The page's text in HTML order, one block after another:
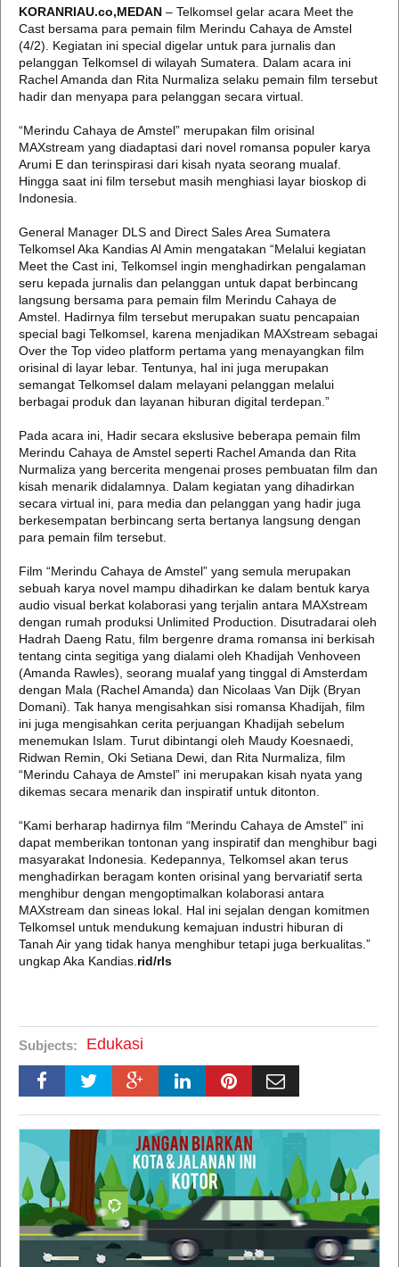
KORANRIAU.co,MEDAN – Telkomsel gelar acara Meet the
Cast bersama para pemain film Merindu Cahaya de Amstel
(4/2). Kegiatan ini special digelar untuk para jurnalis dan
pelanggan Telkomsel di wilayah Sumatera. Dalam acara ini
Rachel Amanda dan Rita Nurmaliza selaku pemain film tersebut
hadir dan menyapa para pelanggan secara virtual.
“Merindu Cahaya de Amstel” merupakan film orisinal
MAXstream yang diadaptasi dari novel romansa populer karya
Arumi E dan terinspirasi dari kisah nyata seorang mualaf.
Hingga saat ini film tersebut masih menghiasi layar bioskop di
Indonesia.
General Manager DLS and Direct Sales Area Sumatera
Telkomsel Aka Kandias Al Amin mengatakan “Melalui kegiatan
Meet the Cast ini, Telkomsel ingin menghadirkan pengalaman
seru kepada jurnalis dan pelanggan untuk dapat berbincang
langsung bersama para pemain film Merindu Cahaya de
Amstel. Hadirnya film tersebut merupakan suatu pencapaian
special bagi Telkomsel, karena menjadikan MAXstream sebagai
Over the Top video platform pertama yang menayangkan film
orisinal di layar lebar. Tentunya, hal ini juga merupakan
semangat Telkomsel dalam melayani pelanggan melalui
berbagai produk dan layanan hiburan digital terdepan.”
Pada acara ini, Hadir secara ekslusive beberapa pemain film
Merindu Cahaya de Amstel seperti Rachel Amanda dan Rita
Nurmaliza yang bercerita mengenai proses pembuatan film dan
kisah menarik didalamnya. Dalam kegiatan yang dihadirkan
secara virtual ini, para media dan pelanggan yang hadir juga
berkesempatan berbincang serta bertanya langsung dengan
para pemain film tersebut.
Film “Merindu Cahaya de Amstel” yang semula merupakan
sebuah karya novel mampu dihadirkan ke dalam bentuk karya
audio visual berkat kolaborasi yang terjalin antara MAXstream
dengan rumah produksi Unlimited Production. Disutradarai oleh
Hadrah Daeng Ratu, film bergenre drama romansa ini berkisah
tentang cinta segitiga yang dialami oleh Khadijah Venhoveen
(Amanda Rawles), seorang mualaf yang tinggal di Amsterdam
dengan Mala (Rachel Amanda) dan Nicolaas Van Dijk (Bryan
Domani). Tak hanya mengisahkan sisi romansa Khadijah, film
ini juga mengisahkan cerita perjuangan Khadijah sebelum
menemukan Islam. Turut dibintangi oleh Maudy Koesnaedi,
Ridwan Remin, Oki Setiana Dewi, dan Rita Nurmaliza, film
“Merindu Cahaya de Amstel” ini merupakan kisah nyata yang
dikemas secara menarik dan inspiratif untuk ditonton.
“Kami berharap hadirnya film “Merindu Cahaya de Amstel” ini
dapat memberikan tontonan yang inspiratif dan menghibur bagi
masyarakat Indonesia. Kedepannya, Telkomsel akan terus
menghadirkan beragam konten orisinal yang bervariatif serta
menghibur dengan mengoptimalkan kolaborasi antara
MAXstream dan sineas lokal. Hal ini sejalan dengan komitmen
Telkomsel untuk mendukung kemajuan industri hiburan di
Tanah Air yang tidak hanya menghibur tetapi juga berkualitas.”
ungkap Aka Kandias. rid/rls
Subjects: Edukasi